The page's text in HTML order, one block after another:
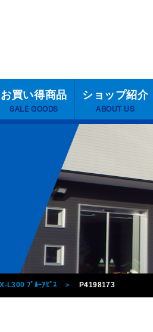
お買い得商品
SALE GOODS
ショップ紹介
ABOUT US
L300 ﾌﾞﾙｰｱﾋﾞｽ P4198173